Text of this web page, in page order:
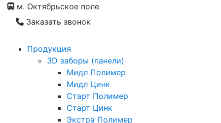
м. Октябрьское поле
Заказать звонок
Продукция
3D заборы (панели)
Мидл Полимер
Мидл Цинк
Старт Полимер
Старт Цинк
Экстра Полимер